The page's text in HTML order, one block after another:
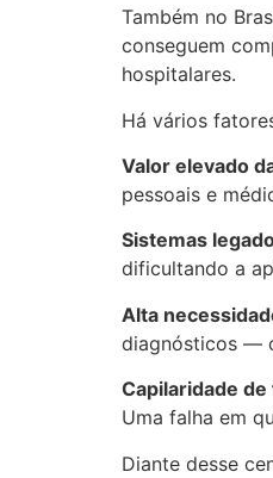
Também no
conseguem
hospitalares.
Há vários
Valor elevado
pessoais e
Sistemas
dificultando a
Alta
diagnósticos —
Capilaridade
Uma falha em
Diante desse